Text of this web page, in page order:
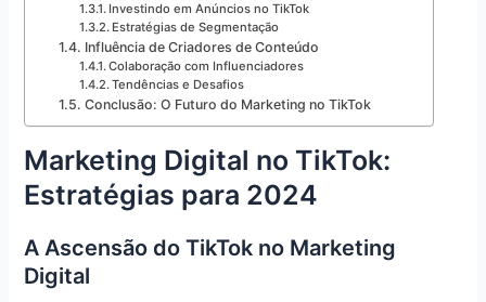
Investindo em Anúncios no TikTok
Estratégias de Segmentação
Influência de Criadores de Conteúdo
Colaboração com Influenciadores
Tendências e Desafios
Conclusão: O Futuro do Marketing no TikTok
Marketing Digital no TikTok:
Estratégias para 2024
A Ascensão do TikTok no Marketing
Digital